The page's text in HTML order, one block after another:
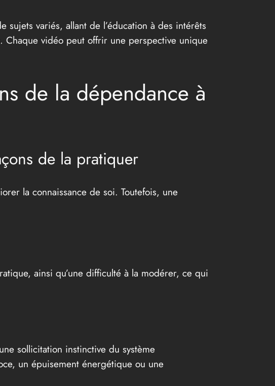
sujets variés, allant de l’éducation à des intérêts
Chaque vidéo peut offrir une perspective unique
de la dépendance à
de la pratiquer
la connaissance de soi. Toutefois, une
ainsi qu’une difficulté à la modérer, ce qui
sollicitation instinctive du système
un épuisement énergétique ou une